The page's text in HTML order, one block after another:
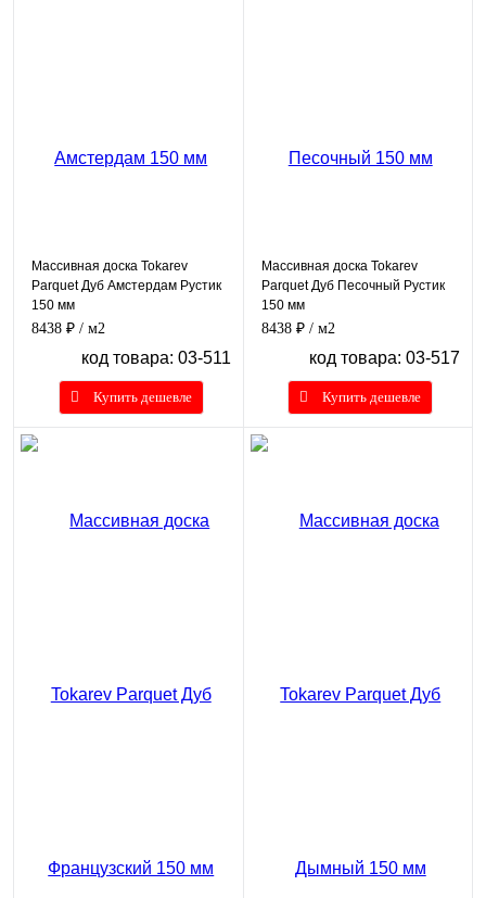
Массивная доска Tokarev
Parquet Дуб Амстердам Рустик
150 мм
8438 ₽ / м2
код товара: 03-511
Купить дешевле
Массивная доска Tokarev
Parquet Дуб Песочный Рустик
150 мм
8438 ₽ / м2
код товара: 03-517
Купить дешевле